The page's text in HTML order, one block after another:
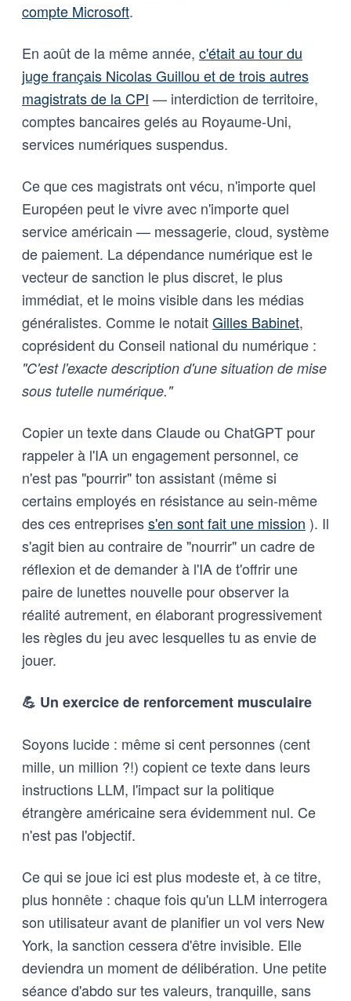
compte Microsoft.
En août de la même année, c'était au tour du
juge français Nicolas Guillou et de trois autres
magistrats de la CPI — interdiction de territoire,
comptes bancaires gelés au Royaume-Uni,
services numériques suspendus.
Ce que ces magistrats ont vécu, n'importe quel
Européen peut le vivre avec n'importe quel
service américain — messagerie, cloud, système
de paiement. La dépendance numérique est le
vecteur de sanction le plus discret, le plus
immédiat, et le moins visible dans les médias
généralistes. Comme le notaitGilles Babinet,
coprésident du Conseil national du numérique :
"C'est l'exacte description d'une situation de mise
sous tutelle numérique."
Copier un texte dans Claude ou ChatGPT pour
rappeler à l'IA un engagement personnel, ce
n'est pas "pourrir" ton assistant (même si
certains employés en résistance au sein-même
des ces entreprisess'en sont fait une mission ). Il
s'agit bien au contraire de "nourrir" un cadre de
réflexion et de demander à l'IA de t'offrir une
paire de lunettes nouvelle pour observer la
réalité autrement, en élaborant progressivement
les règles du jeu avec lesquelles tu as envie de
jouer.
💪 Un exercice de renforcement musculaire
Soyons lucide : même si cent personnes (cent
mille, un million ?!) copient ce texte dans leurs
instructions LLM, l'impact sur la politique
étrangère américaine sera évidemment nul. Ce
n'est pas l'objectif.
Ce qui se joue ici est plus modeste et, à ce titre,
plus honnête : chaque fois qu'un LLM interrogera
son utilisateur avant de planifier un vol vers New
York, la sanction cessera d'être invisible. Elle
deviendra un moment de délibération. Une petite
séance d'abdo sur tes valeurs, tranquille, sans